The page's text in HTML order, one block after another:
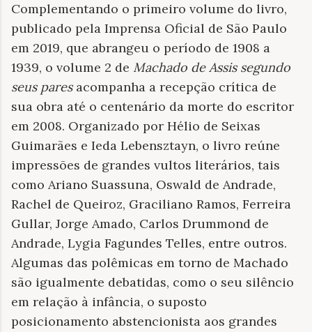
Complementando o primeiro volume do livro,
publicado pela Imprensa Oficial de São Paulo
em 2019, que abrangeu o período de 1908 a
1939, o volume 2 de Machado de Assis segundo
seus paresacompanha a recepção crítica de
sua obra até o centenário da morte do escritor
em 2008. Organizado por Hélio de Seixas
Guimarães e Ieda Lebensztayn, o livro reúne
impressões de grandes vultos literários, tais
como Ariano Suassuna, Oswald de Andrade,
Rachel de Queiroz, Graciliano Ramos, Ferreira
Gullar, Jorge Amado, Carlos Drummond de
Andrade, Lygia Fagundes Telles, entre outros.
Algumas das polêmicas em torno de Machado
são igualmente debatidas, como o seu silêncio
em relação à infância, o suposto
posicionamento abstencionista aos grandes